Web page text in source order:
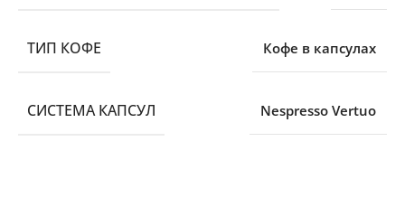
ТИП КОФЕ Кофе в капсулах
СИСТЕМА КАПСУЛ Nespresso Vertuo